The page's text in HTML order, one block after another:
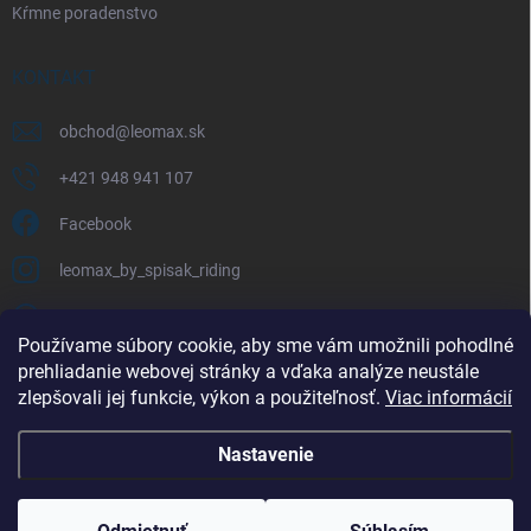
Používame súbory cookie, aby sme vám umožnili pohodlné
prehliadanie webovej stránky a vďaka analýze neustále
zlepšovali jej funkcie, výkon a použiteľnosť. Viac informácií
Nastavenie
Kŕmne poradenstvo
KONTAKT
obchod@ leomax.sk
+421 948 941 107
Facebook
leomax_by_spisak_riding
FACEBOOK
Copyright 2026 . Všetky práva vyhradené.